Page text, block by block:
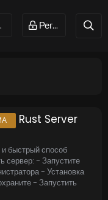
Регистрация
Rust Server
быстрый способ
сервер: - Запустите
- Установка
- Запустить